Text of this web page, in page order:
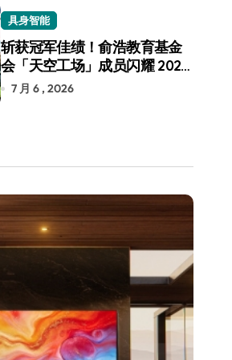
具身智能
斩获冠军佳绩！俞浩教育基金
会「天空工场」成员闪耀 2026
RoboCup 机器人世界杯
7 月 6 , 2026